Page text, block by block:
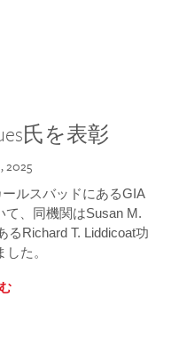
氏を表彰
2025
ルスバッドにあるGIA
、同機関はSusan M.
Richard T. Liddicoat功
た。